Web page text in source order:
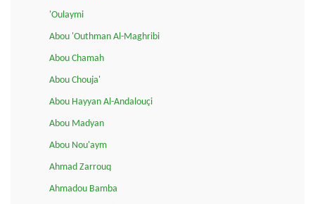
'Oulaymi
Abou 'Outhman Al-Maghribi
Abou Chamah
Abou Chouja'
Abou Hayyan Al-Andalouçi
Abou Madyan
Abou Nou'aym
Ahmad Zarrouq
Ahmadou Bamba